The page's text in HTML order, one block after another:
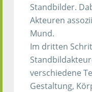
Standbilder.
Akteuren
Mund.
Im dritten
verschiedene
Gestaltung,